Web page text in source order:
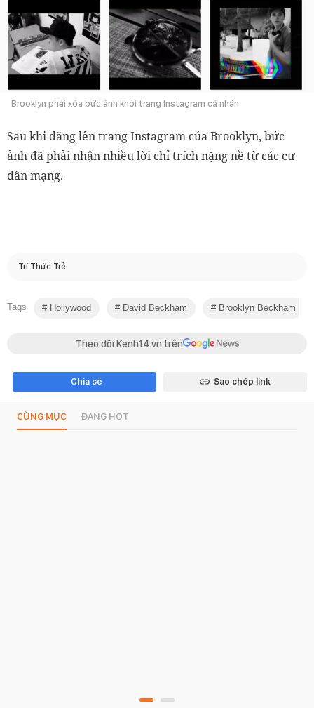
Brooklyn phải xóa bức ảnh khỏi trang Instagram cá nhân.
Sau khi đăng lên trang Instagram của Brooklyn, bức
ảnh đã phải nhận nhiều lời chỉ trích nặng nề từ các cư
dân mạng.
Trí Thức Trẻ
Tags Hollywood David Beckham Brooklyn Beckham
Theo dõi Kenh14.vn trên
Chia sẻ Sao chép link
CÙNG MỤC ĐANG HOT